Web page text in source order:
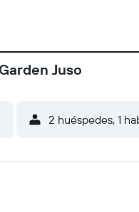
Juso
2 huéspedes, 1